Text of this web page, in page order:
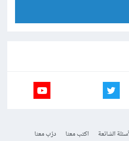
الشائعة اكتب معنا
درّب معنا